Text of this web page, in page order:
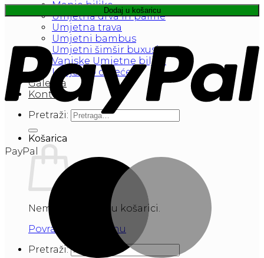
Manje biljke
Umjetna drva in palme
Umjetna trava
Umjetni bambus
Umjetni šimšir buxusi
Vanjske Umjetne biljke
Umjetno cvijeće
Galerija
Kontakt
Pretraži:
Košarica
Nema proizvoda u košarici.
Povratak u trgovinu
Pretraži:
Dodaj u košaricu
PayPal